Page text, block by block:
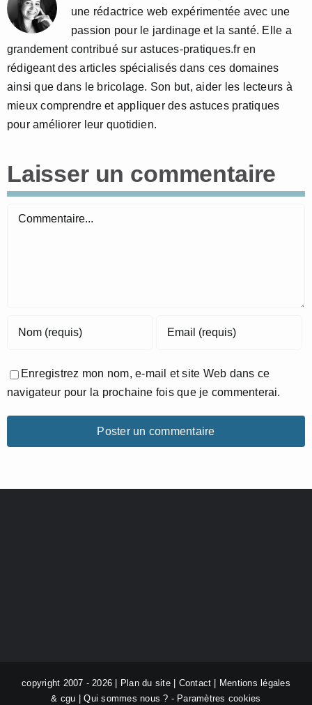
une rédactrice web expérimentée avec une
passion pour le jardinage et la santé. Elle a
grandement contribué sur astuces-pratiques.fr en
rédigeant des articles spécialisés dans ces domaines
ainsi que dans le bricolage. Son but, aider les lecteurs à
mieux comprendre et appliquer des astuces pratiques
pour améliorer leur quotidien.
Laisser un commentaire
Commentaire
Enregistrez mon nom, e-mail et site Web dans ce
navigateur pour la prochaine fois que je commenterai.
copyright 2007 - 2026 | Plan du site| Contact
Mentions légales
& cgu |Qui sommes nous ? - Paramètres cookies